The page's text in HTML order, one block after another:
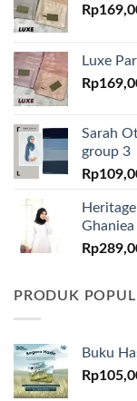
Rp
Luxe
Rp
Sarah
group 3
Rp
Ghaniea
Rp
PRODUK
Buku
Rp